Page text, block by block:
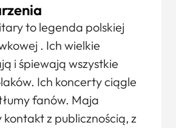
to legenda polskiej
. Ich wielkie
i śpiewają wszystkie
Ich koncerty ciągle
fanów. Maja
z publicznością, z